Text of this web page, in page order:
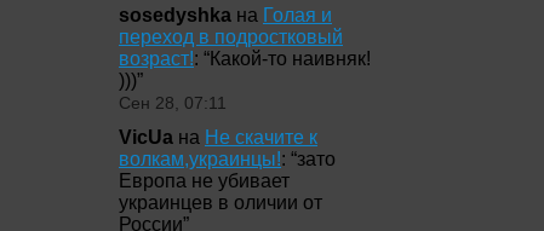
sosedyshka на Голая и
переход в подростковый
возраст!: “Какой-то наивняк!
)))”
Сен 28, 07:11
VicUa на Не скачите к
волкам,украинцы!: “зато
Европа не убивает
украинцев в оличии от
России”